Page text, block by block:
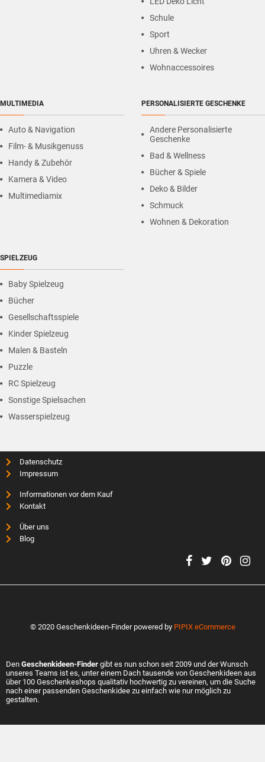
Schule
Sport
Uhren & Wecker
Wohnaccessoires
MULTIMEDIA
Auto & Navigation
Film- & Musikgenuss
Handy & Zubehör
Kamera & Video
Multimediamix
PERSONALISIERTE GESCHENKE
Andere Personalisierte
Geschenke
Bad & Wellness
Bücher & Spiele
Deko & Bilder
Schmuck
Wohnen & Dekoration
SPIELZEUG
Baby Spielzeug
Bücher
Gesellschaftsspiele
Kinder Spielzeug
Malen & Basteln
Puzzle
RC Spielzeug
Sonstige Spielsachen
Wasserspielzeug
Datenschutz
Impressum
Informationen vor dem Kauf
Kontakt
Über uns
Blog
© 2020 Geschenkideen-Finder powered by PIPIX eCommerce
Den Geschenkideen-Finder gibt es nun schon seit 2009 und der Wunsch
unseres Teams ist es, unter einem Dach tausende von Geschenkideen aus
über 100 Geschenkeshops qualitativ hochwertig zu vereinen, um die Suche
nach einer passenden Geschenkidee zu einfach wie nur möglich zu
gestalten.